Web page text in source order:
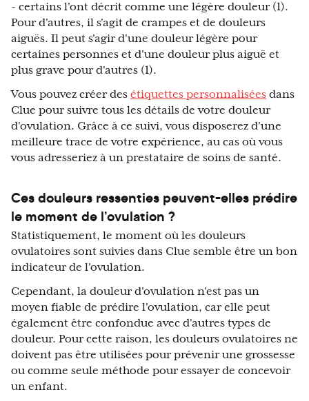
- certains l'ont décrit comme une légère douleur (1).
Pour d'autres, il s'agit de crampes et de douleurs
aiguës. Il peut s'agir d'une douleur légère pour
certaines personnes et d'une douleur plus aiguë et
plus grave pour d'autres (1).
Vous pouvez créer des étiquettes personnalisées dans
Clue pour suivre tous les détails de votre douleur
d'ovulation. Grâce à ce suivi, vous disposerez d'une
meilleure trace de votre expérience, au cas où vous
vous adresseriez à un prestataire de soins de santé.
Ces douleurs ressenties peuvent-elles prédire
le moment de l’ovulation ?
Statistiquement, le moment où les douleurs
ovulatoires sont suivies dans Clue semble être un bon
indicateur de l'ovulation.
Cependant, la douleur d'ovulation n'est pas un
moyen fiable de prédire l'ovulation, car elle peut
également être confondue avec d'autres types de
douleur. Pour cette raison, les douleurs ovulatoires ne
doivent pas être utilisées pour prévenir une grossesse
ou comme seule méthode pour essayer de concevoir
un enfant.